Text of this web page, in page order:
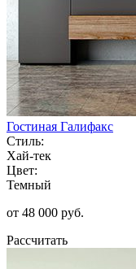
Гостиная Галифакс
Стиль:
Хай-тек
Цвет:
Темный
от 48 000 руб.
Рассчитать